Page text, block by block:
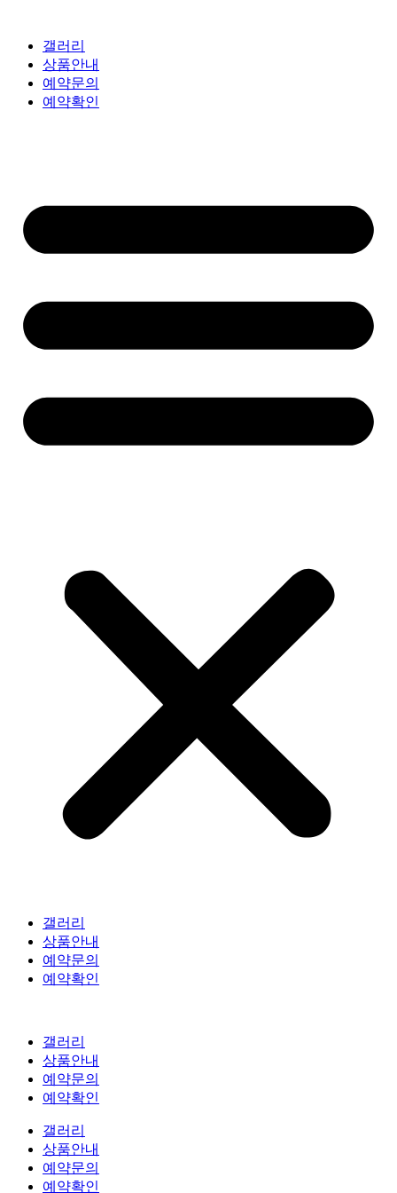
갤러리
상품안내
예약문의
예약확인
갤러리
상품안내
예약문의
예약확인
갤러리
상품안내
예약문의
예약확인
갤러리
상품안내
예약문의
예약확인